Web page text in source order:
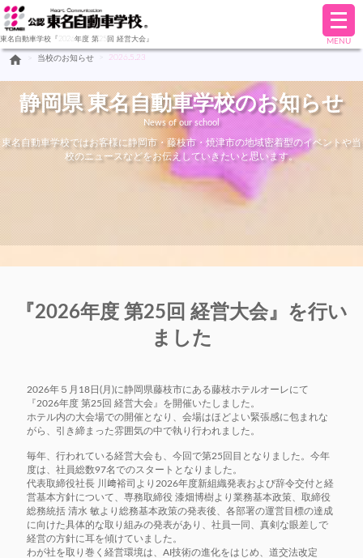
東名自動車学校『2026年度 第25回 経営大会』
メ
ニ
ュ
を
開
く
MENU
home 当校のお知らせ 2026.5.23
静岡県 東名自動車学校のお知らせ
News of our school
東名自動車学校ではお客様に静岡市・藤枝市・焼津市の地域密着型のイベントや当
校のニュースなどをお伝えしていきたいと思います。
『2026年度 第25回 経営大会』を行い
ました
2026年５月18日(月)に静岡県藤枝市にある藤枝ホテルオーレにて
『2026年度 第25回 経営大会』を開催いたしました。
ホテル内の大会場での開催となり、会場はほどよい緊張感に包まれな
がら、引き締まった雰囲気の中で執り行われました。
毎年、行われている経営大会も、今回で第25回目となりました。今年
度は、社員総数97名でのスタートとなりました。
代表取締役社長 川﨑裕司より2026年度新組織発表および辞令交付と経
営基本方針について、専務取締役 漆畑博樹より業務基本政策、取締役
総務統括 清水 敏より総務基本政策の発表後、各部署の運営目標の達成
に向けた具体的な取り組みの発表があり、社員一同、真剣な眼差しで
経営の方針に耳を傾けていました。
わが社を取り巻く経営環境は、AI技術の進化をはじめ、道交法改定